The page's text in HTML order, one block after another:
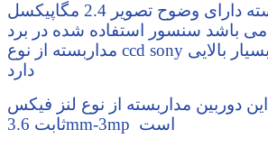
این دوربین مداربسته دارای وضوح تصویر 2.4 مگاپیکسل
می باشد سنسور استفاده شده در برد ccd دوربین
مداربسته از نوع ccd sony است که کیفیت بسیار بالایی
دارد
دوربین مداربسته از نوع لنز فیکس
ثابت 3.6mm-3mp است